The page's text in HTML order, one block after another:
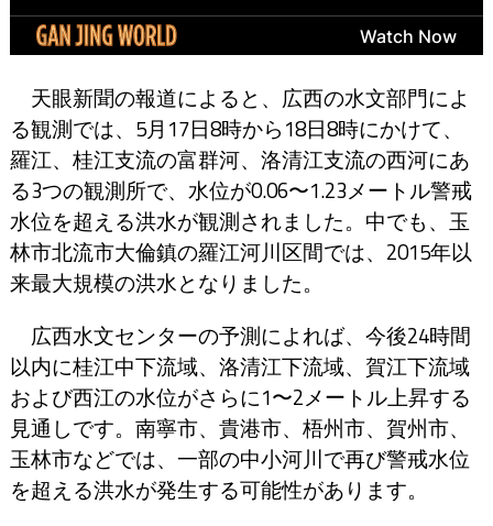
天眼新聞の報道によると、広西の水文部門によ
る観測では、5月17日8時から18日8時にかけて、
羅江、桂江支流の富群河、洛清江支流の西河にあ
る3つの観測所で、水位が0.06〜1.23メートル警戒
水位を超える洪水が観測されました。中でも、玉
林市北流市大倫鎮の羅江河川区間では、2015年以
来最大規模の洪水となりました。
広西水文センターの予測によれば、今後24時間
以内に桂江中下流域、洛清江下流域、賀江下流域
および西江の水位がさらに1〜2メートル上昇する
見通しです。南寧市、貴港市、梧州市、賀州市、
玉林市などでは、一部の中小河川で再び警戒水位
を超える洪水が発生する可能性があります。